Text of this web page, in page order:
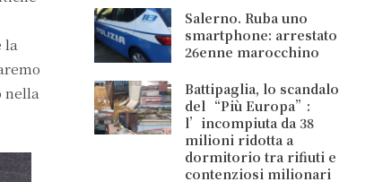
la
nella
Salerno. Ruba uno
smartphone: arrestato
26enne marocchino
Battipaglia, lo scandalo
del “Più Europa”:
l’incompiuta da 38
milioni ridotta a
dormitorio tra rifiuti e
contenziosi milionari